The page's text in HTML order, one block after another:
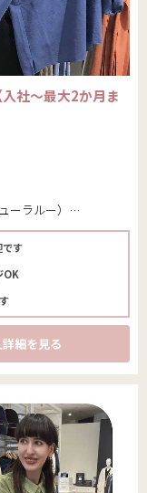
社～最大2か月ま
手県 盛岡市)
す
OK
細を見る